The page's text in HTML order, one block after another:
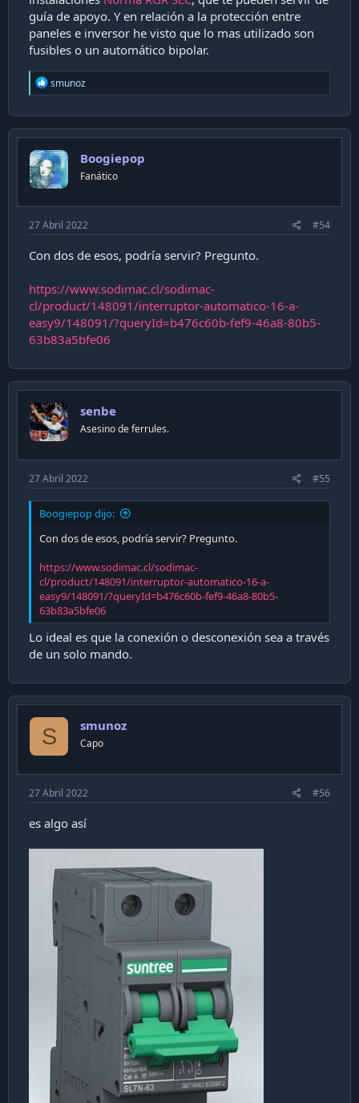
guía de apoyo. Y en relación a la protección entre
paneles e inversor he visto que lo mas utilizado son
fusibles o un automático bipolar.
R
e
c
t
o
n
s
smunoz
Boogiepop
Fanático
27 Abril 2022 #54
Con dos de esos, podría servir? Pregunto.
https://www.sodimac.cl/sodimac-
cl/product/148091/interruptor-automatico-16-a-
easy9/148091/?queryId=b476c60b-fef9-46a8-80b5-
63b83a5bfe06
senbe
Asesino de ferrules.
27 Abril 2022 #55
Boogiepop dijo:
Con dos de esos, podría servir? Pregunto.
https://www.sodimac.cl/sodimac-
cl/product/148091/interruptor-automatico-16-a-
easy9/148091/?queryId=b476c60b-fef9-46a8-80b5-
63b83a5bfe06
Lo ideal es que la conexión o desconexión sea a través
de un solo mando.
S smunoz
Capo
27 Abril 2022 #56
es algo así